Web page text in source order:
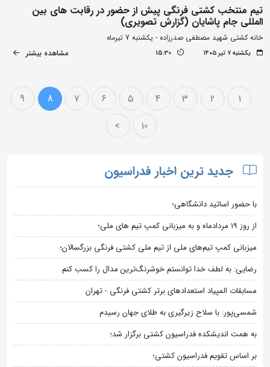
تیم منتخب کشتی فرنگی پیش از حضور در رقابت های بین
المللی جام پاشایان (گزارش تصویری)
خانه کشتی شهید مصطفی صدرزاده - یکشنبه 7 تیرماه
یکشنبه ۷ تیر ۱۴۰۵ 15:30 مشاهده بیشتر
1
2
3
4
5
6
7
8
9
10
>
جدید ترین اخبار فدراسیون
با حضور اساتید دانشگاهی؛
از روز 19 مردادماه و به میزبانی کمپ تیم های ملی؛
میزبانی کمپ تیم‌های ملی از تیم ملی کشتی فرنگی بزرگسالان؛
رضایی: به لطف خدا توانستم خوشرنگ‌ترین مدال را کسب کنم
مسابقات المپیاد استعدادهای برتر کشتی فرنگی - تهران
شمسی‌پور: با سلاح زیرگیری به طلای جهان رسیدم
به همت اندیشکده فدراسیون کشتی برگزار شد؛
بر اساس تقویم فدراسیون کشتی؛